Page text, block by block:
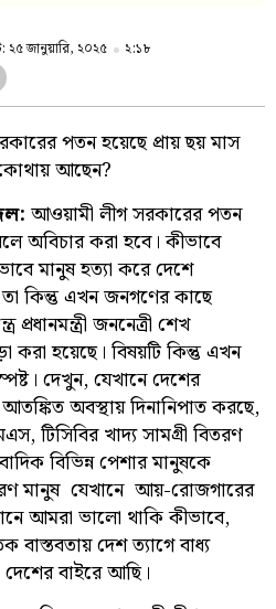
২৫ জানুয়ারি, ২০২৫ ২:১৮
পতন হয়েছে প্রায় ছয় মাস
আছেন?
আওয়ামী লীগ সরকারের পতন
অবিচার করা হবে। কীভাবে
মানুষ হত্যা করে দেশে
কিন্তু এখন জনগণের কাছে
প্রধানমন্ত্রী জননেত্রী শেখ
করা হয়েছে। বিষয়টি কিন্তু এখন
দেখুন, যেখানে দেশের
অবস্থায় দিনানিপাত করছে,
টিসিবির খাদ্য সামগ্রী বিতরণ
বিভিন্ন পেশার মানুষকে
মানুষ যেখানে আয়-রোজগারের
আমরা ভালো থাকি কীভাবে,
দেশ ত্যাগে বাধ্য
বাইরে আছি।